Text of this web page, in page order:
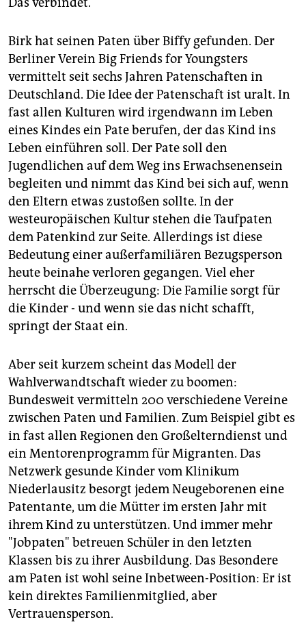
Birk hat seinen Paten über Biffy gefunden. Der
Berliner Verein Big Friends for Youngsters
vermittelt seit sechs Jahren Patenschaften in
Deutschland. Die Idee der Patenschaft ist uralt. In
fast allen Kulturen wird irgendwann im Leben
eines Kindes ein Pate berufen, der das Kind ins
Leben einführen soll. Der Pate soll den
Jugendlichen auf dem Weg ins Erwachsenensein
begleiten und nimmt das Kind bei sich auf, wenn
den Eltern etwas zustoßen sollte. In der
westeuropäischen Kultur stehen die Taufpaten
dem Patenkind zur Seite. Allerdings ist diese
Bedeutung einer außerfamiliären Bezugsperson
heute beinahe verloren gegangen. Viel eher
herrscht die Überzeugung: Die Familie sorgt für
die Kinder - und wenn sie das nicht schafft,
springt der Staat ein.
Aber seit kurzem scheint das Modell der
Wahlverwandtschaft wieder zu boomen:
Bundesweit vermitteln 200 verschiedene Vereine
zwischen Paten und Familien. Zum Beispiel gibt es
in fast allen Regionen den Großelterndienst und
ein Mentorenprogramm für Migranten. Das
Netzwerk gesunde Kinder vom Klinikum
Niederlausitz besorgt jedem Neugeborenen eine
Patentante, um die Mütter im ersten Jahr mit
ihrem Kind zu unterstützen. Und immer mehr
"Jobpaten" betreuen Schüler in den letzten
Klassen bis zu ihrer Ausbildung. Das Besondere
am Paten ist wohl seine Inbetween-Position: Er ist
kein direktes Familienmitglied, aber
Vertrauensperson.